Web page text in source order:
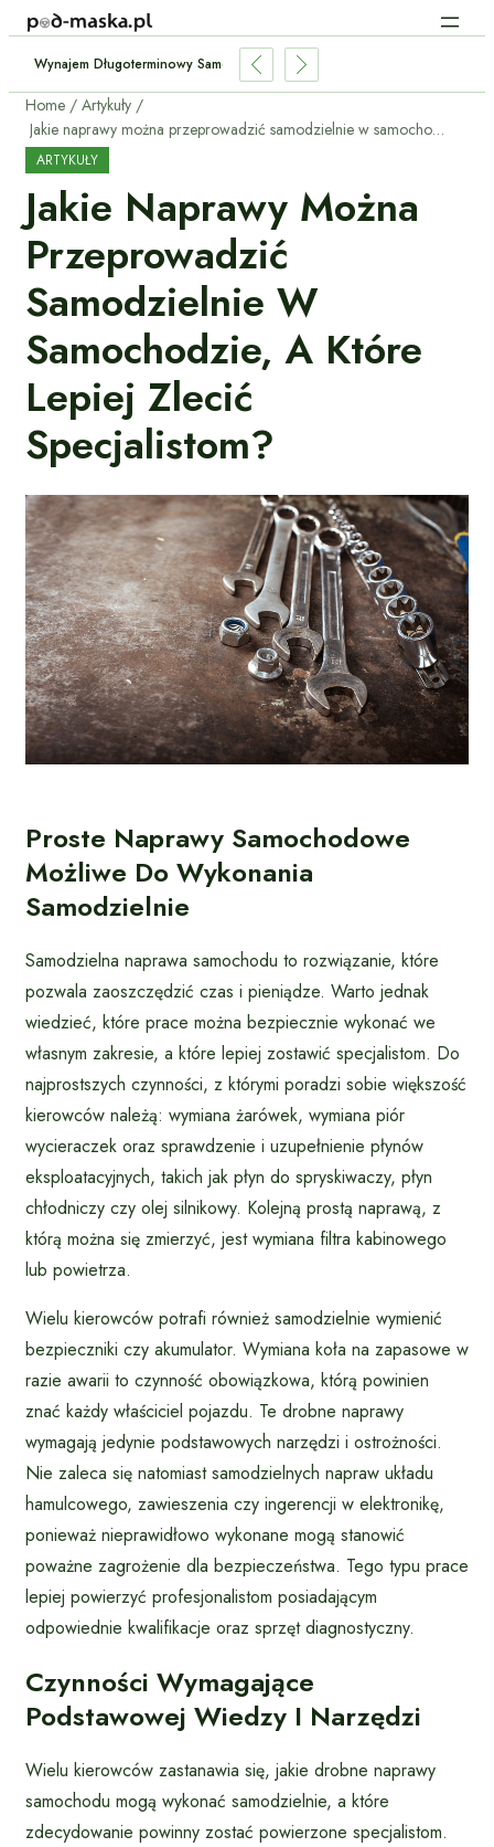
Wynajem Długoterminowy Samochodu – Dla Kogo To Dobre
Home
Artykuły
Jakie naprawy można przeprowadzić samodzielnie w samochodzie, a które lepiej zlecić specjalistom?
ARTYKUŁY
Jakie Naprawy Można
Przeprowadzić
Samodzielnie W
Samochodzie, A Które
Lepiej Zlecić
Specjalistom?
Proste Naprawy Samochodowe
Możliwe Do Wykonania
Samodzielnie
Samodzielna naprawa samochodu to rozwiązanie, które
pozwala zaoszczędzić czas i pieniądze. Warto jednak
wiedzieć, które prace można bezpiecznie wykonać we
własnym zakresie, a które lepiej zostawić specjalistom. Do
najprostszych czynności, z którymi poradzi sobie większość
kierowców należą: wymiana żarówek, wymiana piór
wycieraczek oraz sprawdzenie i uzupełnienie płynów
eksploatacyjnych, takich jak płyn do spryskiwaczy, płyn
chłodniczy czy olej silnikowy. Kolejną prostą naprawą, z
którą można się zmierzyć, jest wymiana filtra kabinowego
lub powietrza.
Wielu kierowców potrafi również samodzielnie wymienić
bezpieczniki czy akumulator. Wymiana koła na zapasowe w
razie awarii to czynność obowiązkowa, którą powinien
znać każdy właściciel pojazdu. Te drobne naprawy
wymagają jedynie podstawowych narzędzi i ostrożności.
Nie zaleca się natomiast samodzielnych napraw układu
hamulcowego, zawieszenia czy ingerencji w elektronikę,
ponieważ nieprawidłowo wykonane mogą stanowić
poważne zagrożenie dla bezpieczeństwa. Tego typu prace
lepiej powierzyć profesjonalistom posiadającym
odpowiednie kwalifikacje oraz sprzęt diagnostyczny.
Czynności Wymagające
Podstawowej Wiedzy I Narzędzi
Wielu kierowców zastanawia się, jakie drobne naprawy
samochodu mogą wykonać samodzielnie, a które
zdecydowanie powinny zostać powierzone specjalistom.